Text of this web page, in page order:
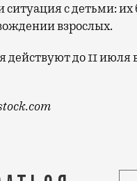
ситуация с детьми:
взрослых.
действуют до 11 июля